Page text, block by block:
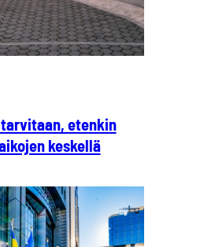
etenkin
keskellä